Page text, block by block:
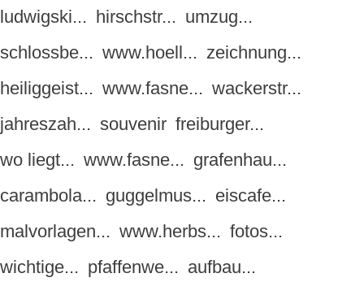
ludwigski... hirschstr... umzug...
schlossbe... www.hoell... zeichnung...
heiliggeist... www.fasne... wackerstr...
jahreszah... souvenir freiburger...
wo liegt... www.fasne... grafenhau...
carambola... guggelmus... eiscafe...
malvorlagen... www.herbs... fotos...
wichtige... pfaffenwe... aufbau...